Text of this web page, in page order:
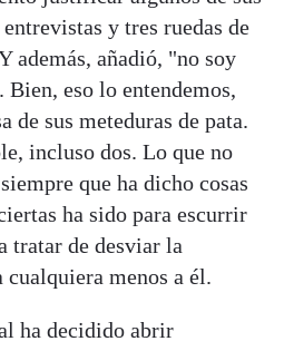
y tres ruedas de
además, añadió, "no soy
eso lo entendemos,
de sus meteduras de pata.
incluso dos. Lo que no
que ha dicho cosas
ha sido para escurrir
tratar de desviar la
menos a él.
ha decidido abrir